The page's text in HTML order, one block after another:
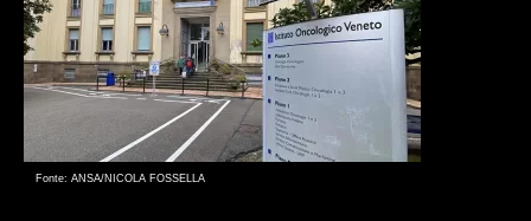
Fonte: ANSA/NICOLA FOSSELLA